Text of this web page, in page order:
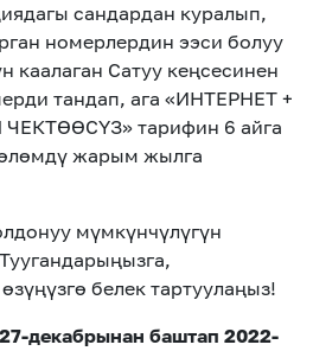
сандардан куралып,
номерлердин ээси болуу
каалаган Сатуу кеңсесинен
тандап, ага «ИНТЕРНЕТ +
тарифин 6 айга
жарым жылга
мүмкүнчүлүгүн
белек тартуулаңыз!
декабрынан баштап 2022-